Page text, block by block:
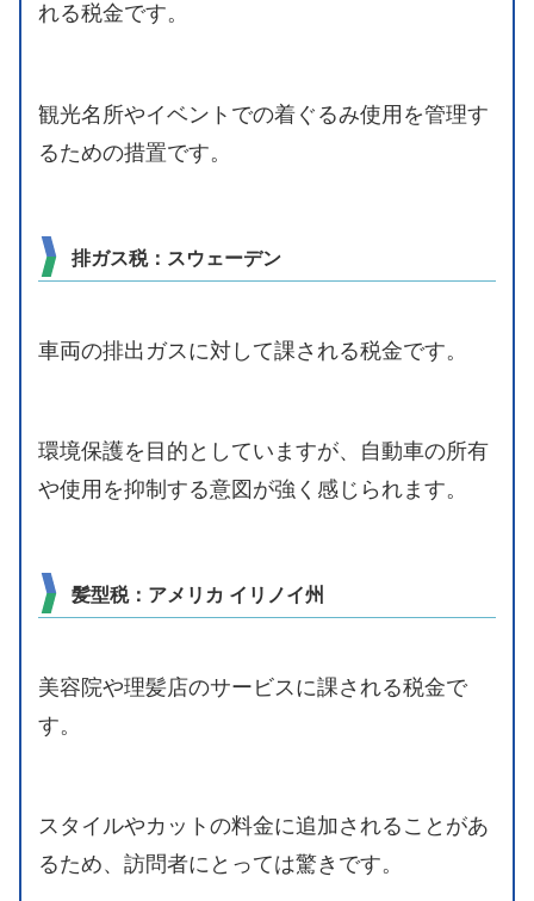
れる税金です。
観光名所やイベントでの着ぐるみ使用を管理す
るための措置です。
排ガス税：スウェーデン
車両の排出ガスに対して課される税金です。
環境保護を目的としていますが、自動車の所有
や使用を抑制する意図が強く感じられます。
髪型税：アメリカ イリノイ州
美容院や理髪店のサービスに課される税金で
す。
スタイルやカットの料金に追加されることがあ
るため、訪問者にとっては驚きです。